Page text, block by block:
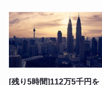
[残り5時間]112万5千円を